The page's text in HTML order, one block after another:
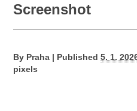
Screenshot
By Praha | Published 5. 1.
pixels